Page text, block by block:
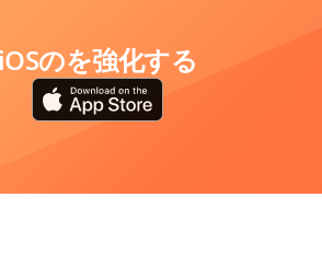
iOSのを強化する